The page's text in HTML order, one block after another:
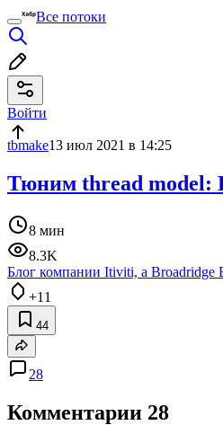
Все потоки
Войти
tbmake13 июл 2021 в 14:25
Тюним thread model:
8 мин
8.3K
Блог компании Itiviti, a Broadridge
+11
44
28
Комментарии 28